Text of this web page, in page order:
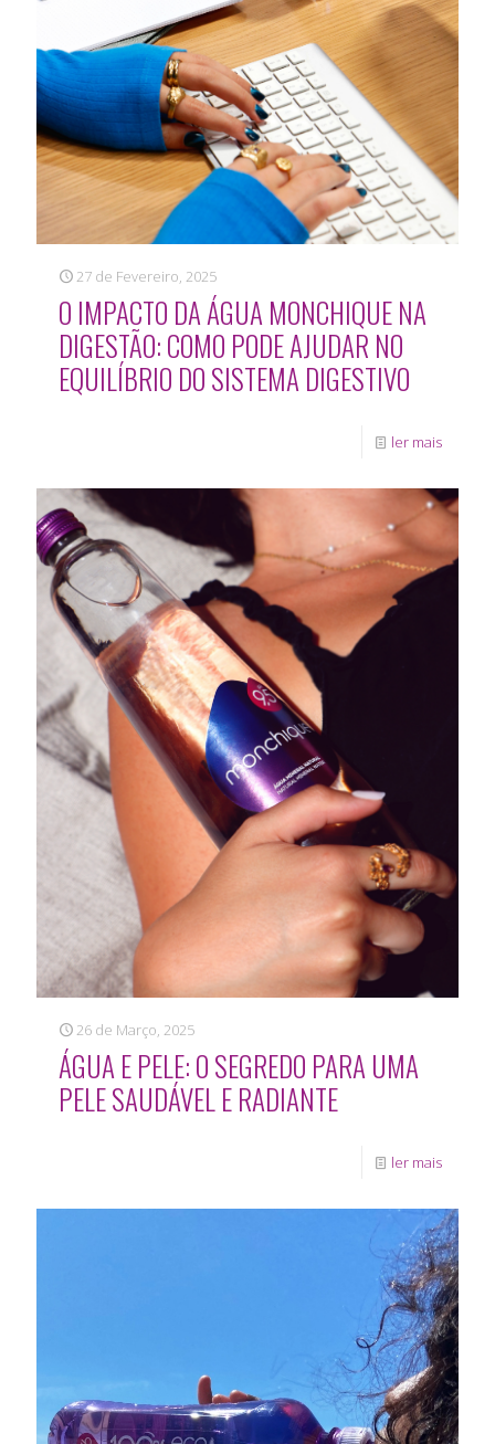
27 de Fevereiro, 2025
O IMPACTO DA ÁGUA MONCHIQUE NA
DIGESTÃO: COMO PODE AJUDAR NO
EQUILÍBRIO DO SISTEMA DIGESTIVO
ler mais
26 de Março, 2025
ÁGUA E PELE: O SEGREDO PARA UMA
PELE SAUDÁVEL E RADIANTE
ler mais